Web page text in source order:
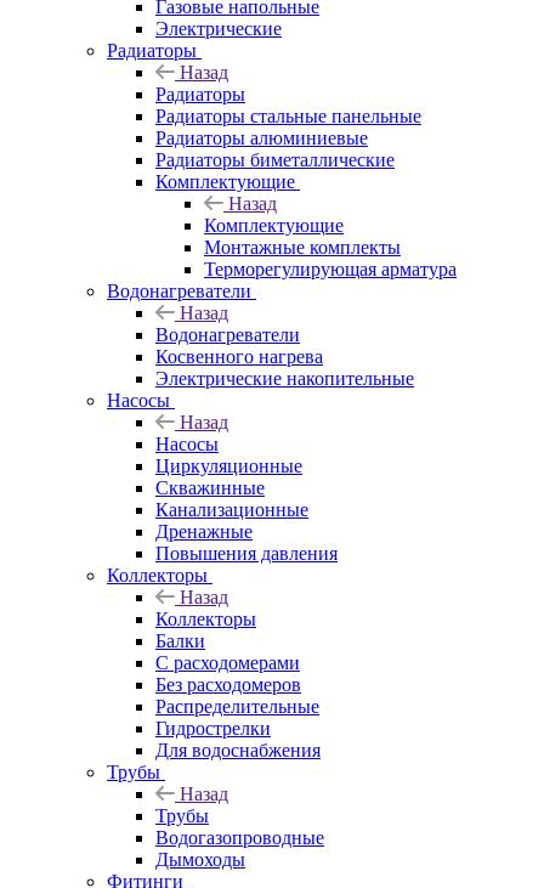
Газовые напольные
Электрические
Радиаторы
Назад
Радиаторы
Радиаторы стальные панельные
Радиаторы алюминиевые
Радиаторы биметаллические
Комплектующие
Назад
Комплектующие
Монтажные комплекты
Терморегулирующая арматура
Водонагреватели
Назад
Водонагреватели
Косвенного нагрева
Электрические накопительные
Насосы
Назад
Насосы
Циркуляционные
Скважинные
Канализационные
Дренажные
Повышения давления
Коллекторы
Назад
Коллекторы
Балки
С расходомерами
Без расходомеров
Распределительные
Гидрострелки
Для водоснабжения
Трубы
Назад
Трубы
Водогазопроводные
Дымоходы
Фитинги